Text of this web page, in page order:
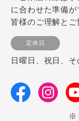
に合わせた準備が
皆様のご理解とご
定休日
日曜日、祝日、